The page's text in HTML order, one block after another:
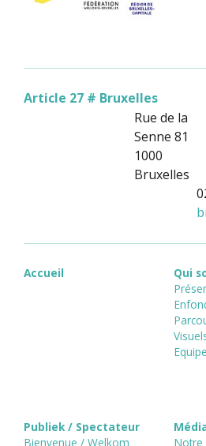
Article 27 # Bruxelles
Rue de la
Senne 81
1000
Bruxelles
Accueil
Qui
Publiek / Spectateur
Bienvenue / Welkom
Notre